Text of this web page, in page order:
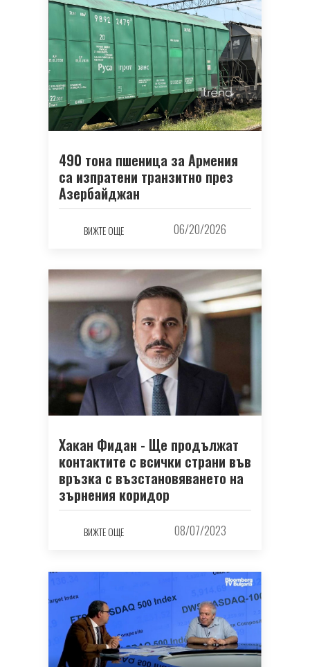
490 тона пшеница за Армения
са изпратени транзитно през
Азербайджан
ВИЖТЕ ОЩЕ 06/20/2026
Хакан Фидан - Ще продължат
контактите с всички страни във
връзка с възстановяването на
зърнения коридор
ВИЖТЕ ОЩЕ 08/07/2023